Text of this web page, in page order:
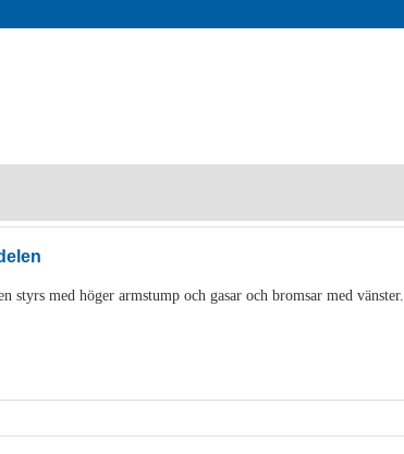
styrs med höger armstump och gasar och bromsar med vänster.